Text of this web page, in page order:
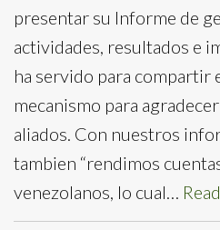
presentar su Informe de
actividades, resultados e
ha servido para compartir
mecanismo para
aliados. Con nuestros
tambien “rendimos
venezolanos, lo cual…